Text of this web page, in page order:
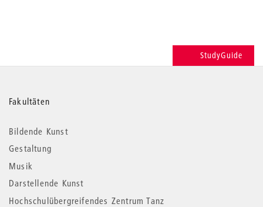
StudyGuide
Weitere
Informationen
Fakultäten
Bildende Kunst
Gestaltung
Musik
Darstellende Kunst
Hochschulübergreifendes Zentrum Tanz